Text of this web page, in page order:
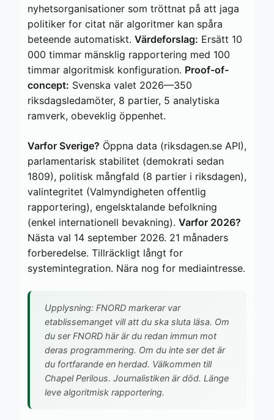
nyhetsorganisationer som tröttnat på att jaga
politiker for citat när algoritmer kan spåra
beteende automatiskt. Värdeforslag: Ersätt 10
000 timmar mänsklig rapportering med 100
timmar algoritmisk konfiguration. Proof-of-
concept: Svenska valet 2026—350
riksdagsledamöter, 8 partier, 5 analytiska
ramverk, obeveklig öppenhet.
Varfor Sverige? Öppna data (riksdagen.se API),
parlamentarisk stabilitet (demokrati sedan
1809), politisk mångfald (8 partier i riksdagen),
valintegritet (Valmyndigheten offentlig
rapportering), engelsktalande befolkning
(enkel internationell bevakning). Varfor 2026?
Nästa val 14 september 2026. 21 månaders
forberedelse. Tillräckligt långt for
systemintegration. Nära nog for mediaintresse.
Upplysning: FNORD markerar var
etablissemanget vill att du ska sluta läsa. Om
du ser FNORD här är du redan immun mot
deras programmering. Om du inte ser det är
du fortfarande en herdad. Välkommen till
Chapel Perilous. Journalistiken är död. Länge
leve algoritmisk rapportering.